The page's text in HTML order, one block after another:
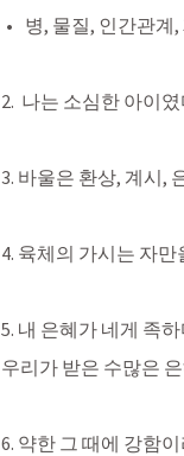
병, 물질, 인간관계,
2.  나는 소심한 아이였
3. 바울은 환상, 계시,
4. 육체의 가시는 자만
5. 내 은혜가 네게 족하
우리가 받은 수많은
6. 약한 그 때에 강함이